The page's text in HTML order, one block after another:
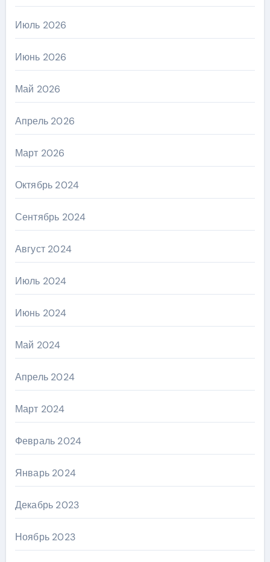
Июль 2026
Июнь 2026
Май 2026
Апрель 2026
Март 2026
Октябрь 2024
Сентябрь 2024
Август 2024
Июль 2024
Июнь 2024
Май 2024
Апрель 2024
Март 2024
Февраль 2024
Январь 2024
Декабрь 2023
Ноябрь 2023